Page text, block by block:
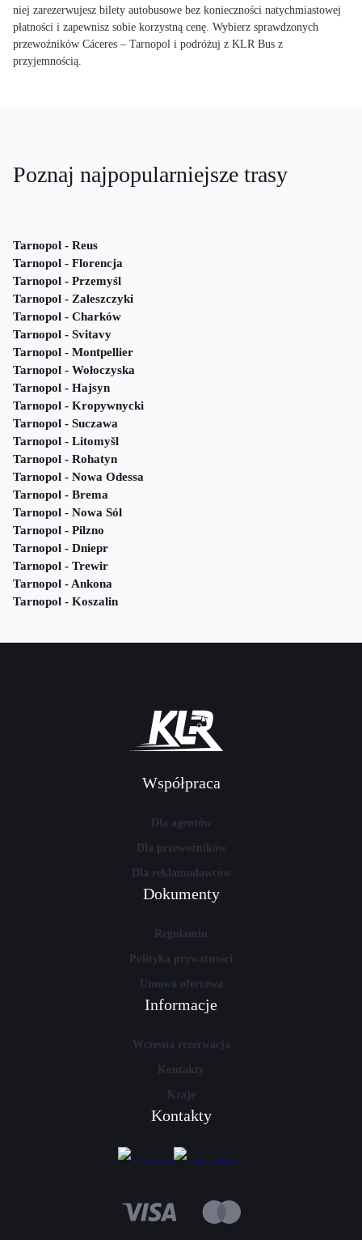
niej zarezerwujesz bilety autobusowe bez konieczności natychmiastowej
płatności i zapewnisz sobie korzystną cenę. Wybierz sprawdzonych
przewoźników Cáceres – Tarnopol i podróżuj z KLR Bus z
przyjemnością.
Poznaj najpopularniejsze trasy
Tarnopol - Reus
Tarnopol - Florencja
Tarnopol - Przemyśl
Tarnopol - Zaleszczyki
Tarnopol - Charków
Tarnopol - Svitavy
Tarnopol - Montpellier
Tarnopol - Wołoczyska
Tarnopol - Hajsyn
Tarnopol - Kropywnycki
Tarnopol - Suczawa
Tarnopol - Litomyšl
Tarnopol - Rohatyn
Tarnopol - Nowa Odessa
Tarnopol - Brema
Tarnopol - Nowa Sól
Tarnopol - Pilzno
Tarnopol - Dniepr
Tarnopol - Trewir
Tarnopol - Ankona
Tarnopol - Koszalin
Współpraca
Dla agentów
Dla przewoźników
Dla reklamodawców
Dokumenty
Regulamin
Polityka prywatności
Umowa ofertowa
Informacje
Wczesna rezerwacja
Kontakty
Kraje
Kontakty